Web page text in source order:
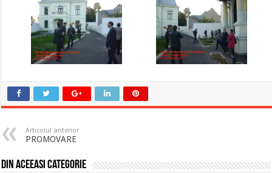
Articolul anterior
PROMOVARE
Din aceeasi categorie